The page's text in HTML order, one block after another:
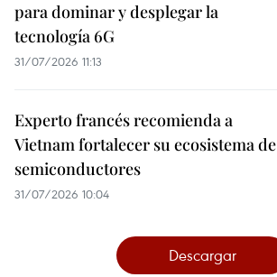
para dominar y desplegar la
tecnología 6G
31/07/2026 11:13
Experto francés recomienda a
Vietnam fortalecer su ecosistema de
semiconductores
31/07/2026 10:04
Descargar